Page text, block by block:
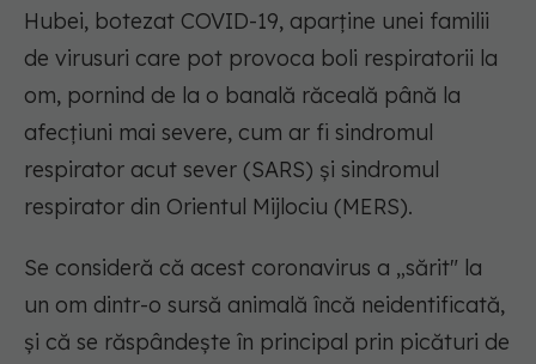
Hubei, botezat COVID-19, aparține unei familii
de virusuri care pot provoca boli respiratorii la
om, pornind de la o banală răceală până la
afecțiuni mai severe, cum ar fi sindromul
respirator acut sever (SARS) și sindromul
respirator din Orientul Mijlociu (MERS).
Se consideră că acest coronavirus a „sărit" la
un om dintr-o sursă animală încă neidentificată,
și că se răspândește în principal prin picături de